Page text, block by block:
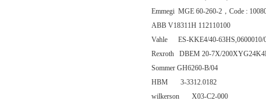
Emmegi MGE 60-260-2，Code :
ABB V18311H 112110100
Vahle ES-KKE4/40-63HS,0600010/
Rexroth DBEM 20-7X/
Sommer GH6260-B/04
HBM 3-3312.0182
wilkerson X03-C2-000